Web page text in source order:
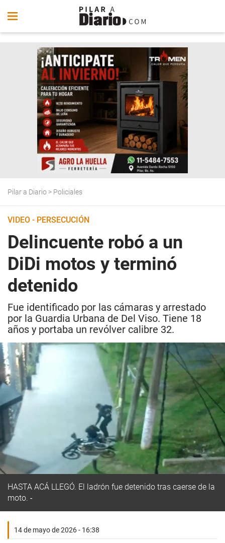
Pilar a Diario > Policiales
VIDEO - PERSECUCIÓN
Delincuente robó a un
DiDi motos y terminó
detenido
Fue identificado por las cámaras y arrestado
por la Guardia Urbana de Del Viso. Tiene 18
años y portaba un revólver calibre 32.
HASTA ACÁ LLEGÓ. El ladrón fue detenido tras caerse de la
moto.
14 de mayo de 2026 - 16:38